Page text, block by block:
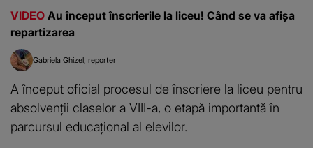
VIDEO Au început înscrierile la liceu! Când se va afișa
repartizarea
Gabriela Ghizel reporter
A început oficial procesul de înscriere la liceu pentru
absolvenții claselor a VIII-a, o etapă importantă în
parcursul educațional al elevilor.